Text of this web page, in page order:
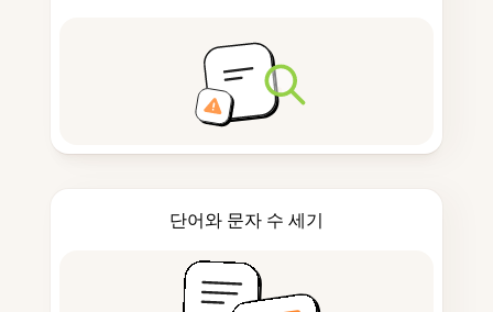
단어와 문자 수 세기